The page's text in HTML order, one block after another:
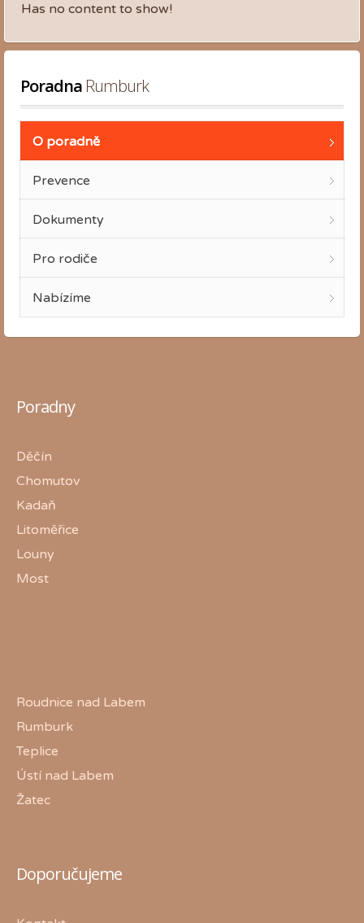
Has no content to show!
Poradna Rumburk
O poradně
Prevence
Dokumenty
Pro rodiče
Nabízíme
Poradny
Děčín
Chomutov
Kadaň
Litoměřice
Louny
Most
Roudnice nad Labem
Rumburk
Teplice
Ústí nad Labem
Žatec
Doporučujeme